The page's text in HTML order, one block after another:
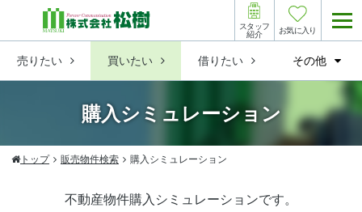
売りたい 買いたい 借りたい その他
スタッフ
紹介
お気に入り
購入シミュレーション
トップ 販売物件検索 購入シミュレーション
不動産物件購入シミュレーションです。